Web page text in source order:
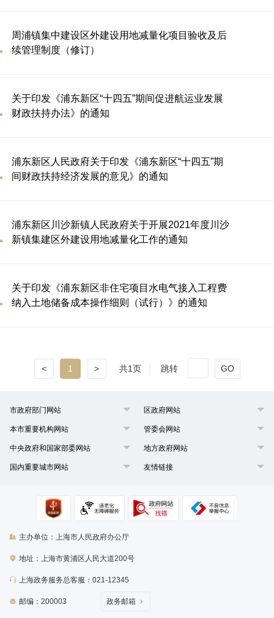
周浦镇集中建设区外建设用地减量化项目验收及后
续管理制度（修订）
关于印发《浦东新区“十四五”期间促进航运业发展
财政扶持办法》的通知
浦东新区人民政府关于印发《浦东新区“十四五”期
间财政扶持经济发展的意见》的通知
浦东新区川沙新镇人民政府关于开展2021年度川沙
新镇集建区外建设用地减量化工作的通知
关于印发《浦东新区非住宅项目水电气接入工程费
纳入土地储备成本操作细则（试行）》的通知
< 1 > 共1页 跳转 GO
市政府部门网站 区政府网站
本市重要机构网站 管委会网站
中央政府和国家部委网站 地方政府网站
国内重要城市网站 友情链接
主办单位：上海市人民政府办公厅
地址：上海市黄浦区人民大道200号
上海政务服务总客服：021-12345
邮编：200003 政务邮箱